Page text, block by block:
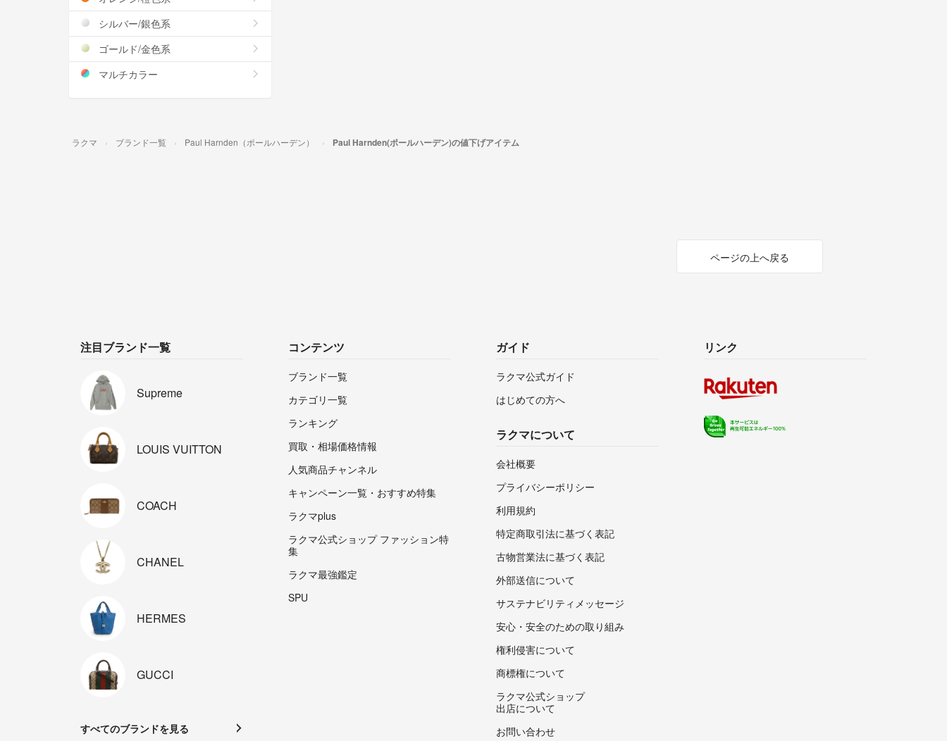
シルバー/銀色系
ゴールド/金色系
マルチカラー
ラクマ ブランド一覧 Paul Harnden（ポールハーデン） Paul Harnden(ポールハーデン)の値下げアイテム
ページの上へ戻る
注目ブランド一覧
Supreme
LOUIS VUITTON
COACH
CHANEL
HERMES
GUCCI
すべてのブランドを見る
コンテンツ
ブランド一覧
カテゴリ一覧
ランキング
買取・相場価格情報
人気商品チャンネル
キャンペーン一覧・おすすめ特集
ラクマplus
ラクマ公式ショップ ファッション特
集
ラクマ最強鑑定
SPU
ガイド
ラクマ公式ガイド
はじめての方へ
ラクマについて
会社概要
プライバシーポリシー
利用規約
特定商取引法に基づく表記
古物営業法に基づく表記
外部送信について
サステナビリティメッセージ
安心・安全のための取り組み
権利侵害について
商標権について
ラクマ公式ショップ
出店について
お問い合わせ
リンク